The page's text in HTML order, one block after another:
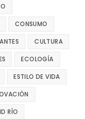
CONSUMO
CULTURA
ECOLOGÍA
ESTILO DE VIDA
RÍO